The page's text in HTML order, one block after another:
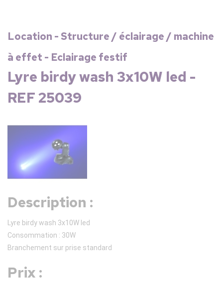
Location - Structure / éclairage / machine
à effet - Eclairage festif
Lyre birdy wash 3x10W led -
REF 25039
Description :
Lyre birdy wash 3x10W led
Consommation : 30W
Branchement sur prise standard
Prix :